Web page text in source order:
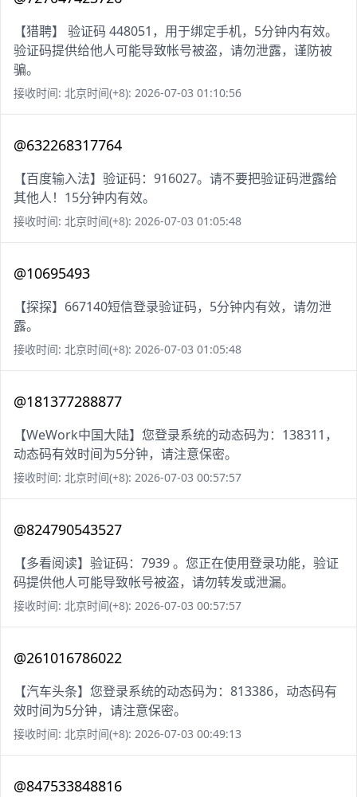
【猎聘】 验证码 448051，用于绑定手机，5分钟内有效。
验证码提供给他人可能导致帐号被盗，请勿泄露，谨防被
骗。
接收时间: 北京时间(+8): 2026-07-03 01:10:56
@632268317764
【百度输入法】验证码：916027。请不要把验证码泄露给
其他人！15分钟内有效。
接收时间: 北京时间(+8): 2026-07-03 01:05:48
@10695493
【探探】667140短信登录验证码，5分钟内有效，请勿泄
露。
接收时间: 北京时间(+8): 2026-07-03 01:05:48
@181377288877
【WeWork中国大陆】您登录系统的动态码为：138311，
动态码有效时间为5分钟，请注意保密。
接收时间: 北京时间(+8): 2026-07-03 00:57:57
@824790543527
【多看阅读】验证码：7939 。您正在使用登录功能，验证
码提供他人可能导致帐号被盗，请勿转发或泄漏。
接收时间: 北京时间(+8): 2026-07-03 00:57:57
@261016786022
【汽车头条】您登录系统的动态码为：813386，动态码有
效时间为5分钟，请注意保密。
接收时间: 北京时间(+8): 2026-07-03 00:49:13
@847533848816